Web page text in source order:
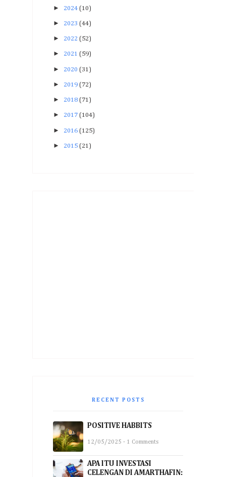
► 2024 (10)
► 2023 (44)
► 2022 (52)
► 2021 (59)
► 2020 (31)
► 2019 (72)
► 2018 (71)
► 2017 (104)
► 2016 (125)
► 2015 (21)
RECENT POSTS
POSITIVE HABBITS
12/05/2025 - 1 Comments
APA ITU INVESTASI
CELENGAN DI AMARTHAFIN: